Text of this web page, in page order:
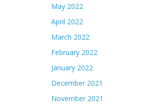
May 2022
April 2022
March 2022
February 2022
January 2022
December 2021
November 2021